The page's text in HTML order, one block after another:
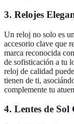
3. Relojes
Un reloj no solo es
accesorio clave que
marca reconocida
de sofisticación a tu
reloj de calidad
tienen de ti,
complemente tu
4. Lentes de Sol